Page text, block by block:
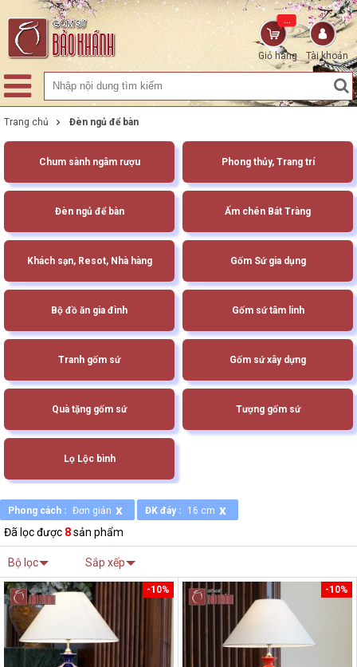
Tài khoản
Giỏ hàng
...
Trang chủ Đèn ngủ để bàn
Chum sành ngâm rượu Phong thủy, Trang trí
Đèn ngủ để bàn Ấm chén Bát Tràng
Khách sạn, Resot, Nhà hàng Gốm Sứ gia dụng
Bộ đồ ăn gia đình Gốm sứ tâm linh
Tranh gốm sứ Gốm sứ xây dựng
Quà tặng gốm sứ Tượng gốm sứ
Lọ Lộc bình
Phong cách : Đơn giản x ĐK đáy : 16 cm x
Đã lọc được 8sản phẩm
Bộ lọc Sắp xếp
-10% -10%